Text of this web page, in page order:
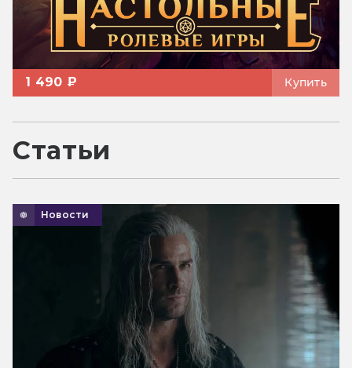
1 490 ₽ Купить
Статьи
Новости